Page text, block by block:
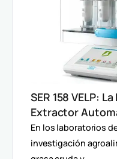
SER 158 VELP:
Extractor
Método Randall
En los laboratorios
investigación